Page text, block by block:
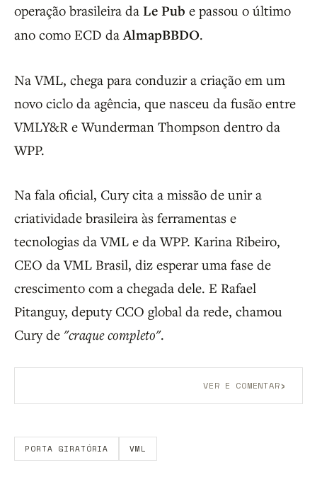
operação brasileira da Le Pub e passou o último
ano como ECD da AlmapBBDO.
Na VML, chega para conduzir a criação em um
novo ciclo da agência, que nasceu da fusão entre
VMLY&R e Wunderman Thompson dentro da
WPP.
Na fala oficial, Cury cita a missão de unir a
criatividade brasileira às ferramentas e
tecnologias da VML e da WPP. Karina Ribeiro,
CEO da VML Brasil, diz esperar uma fase de
crescimento com a chegada dele. E Rafael
Pitanguy, deputy CCO global da rede, chamou
Cury de "craque completo".
VER E COMENTAR›
PORTA GIRATÓRIA VML